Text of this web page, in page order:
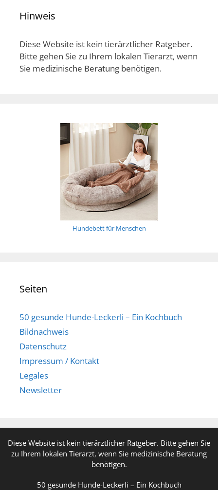
Hinweis
Diese Website ist kein tierärztlicher Ratgeber.
Bitte gehen Sie zu Ihrem lokalen Tierarzt, wenn
Sie medizinische Beratung benötigen.
Hundebett für Menschen
Seiten
50 gesunde Hunde-Leckerli – Ein Kochbuch
Bildnachweis
Datenschutz
Impressum / Kontakt
Legales
Newsletter
Diese Website ist kein tierärztlicher Ratgeber. Bitte gehen Sie
zu Ihrem lokalen Tierarzt, wenn Sie medizinische Beratung
benötigen.
50 gesunde Hunde-Leckerli – Ein Kochbuch